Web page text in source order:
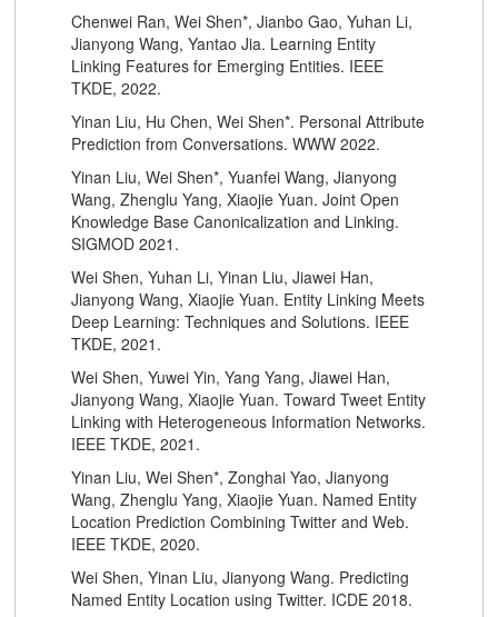
Chenwei Ran, Wei Shen*, Jianbo Gao, Yuhan Li,
Jianyong Wang, Yantao Jia. Learning Entity
Linking Features for Emerging Entities. IEEE
TKDE, 2022.
Yinan Liu, Hu Chen, Wei Shen*. Personal Attribute
Prediction from Conversations. WWW 2022.
Yinan Liu, Wei Shen*, Yuanfei Wang, Jianyong
Wang, Zhenglu Yang, Xiaojie Yuan. Joint Open
Knowledge Base Canonicalization and Linking.
SIGMOD 2021.
Wei Shen, Yuhan Li, Yinan Liu, Jiawei Han,
Jianyong Wang, Xiaojie Yuan. Entity Linking Meets
Deep Learning: Techniques and Solutions. IEEE
TKDE, 2021.
Wei Shen, Yuwei Yin, Yang Yang, Jiawei Han,
Jianyong Wang, Xiaojie Yuan. Toward Tweet Entity
Linking with Heterogeneous Information Networks.
IEEE TKDE, 2021.
Yinan Liu, Wei Shen*, Zonghai Yao, Jianyong
Wang, Zhenglu Yang, Xiaojie Yuan. Named Entity
Location Prediction Combining Twitter and Web.
IEEE TKDE, 2020.
Wei Shen, Yinan Liu, Jianyong Wang. Predicting
Named Entity Location using Twitter. ICDE 2018.